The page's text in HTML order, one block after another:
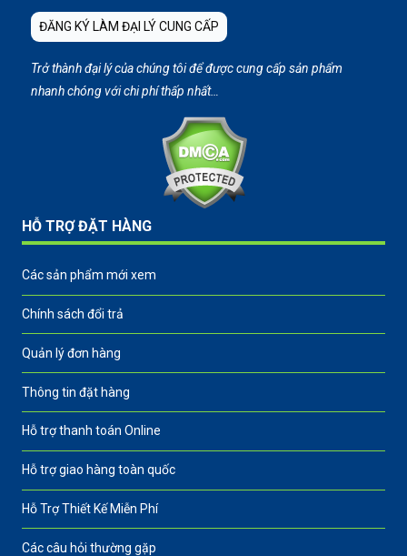
ĐĂNG KÝ LÀM ĐẠI LÝ CUNG CẤP
Trở thành đại lý của chúng tôi để được cung cấp sản phẩm
nhanh chóng với chi phí thấp nhất…
HỖ TRỢ ĐẶT HÀNG
Các sản phẩm mới xem
Chính sách đổi trả
Quản lý đơn hàng
Thông tin đặt hàng
Hỗ trợ thanh toán Online
Hỗ trợ giao hàng toàn quốc
Hỗ Trợ Thiết Kế Miễn Phí
Các câu hỏi thường gặp